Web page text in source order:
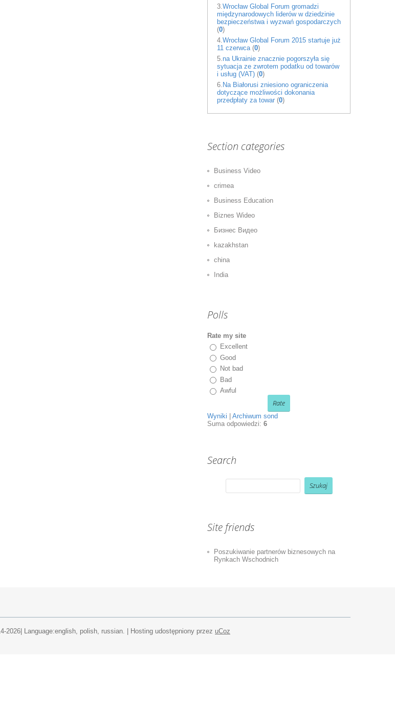
3.Wrocław Global Forum gromadzi
międzynarodowych liderów w dziedzinie
bezpieczeństwa i wyzwań gospodarczych
(0)
4.Wrocław Global Forum 2015 startuje już
11 czerwca (0)
5.na Ukrainie znacznie pogorszyła się
sytuacja ze zwrotem podatku od towarów
i usług (VAT) (0)
6. Na Białorusi zniesiono ograniczenia
dotyczące możliwości dokonania
przedpłaty za towar (0)
Section categories
Business Video
crimea
Business Education
Biznes Wideo
Бизнес Видео
kazakhstan
china
India
Polls
Rate my site
Excellent
Good
Not bad
Bad
Awful
Wyniki
Archiwum sond
Suma odpowiedzi: 6
Search
Site friends
Poszukiwanie partnerów biznesowych na
Rynkach Wschodnich
Language:english, polish, russian. Hosting udostępniony przez uCoz